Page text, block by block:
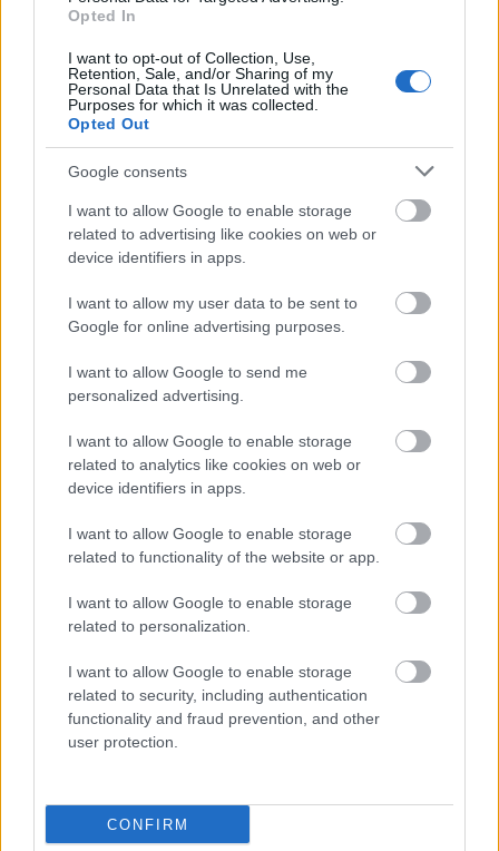
Opted In
I want to opt-out of Collection, Use,
Retention, Sale, and/or Sharing of my
Personal Data that Is Unrelated with the
Purposes for which it was collected.
Opted Out
Google consents
I want to allow Google to enable storage
related to advertising like cookies on web or
device identifiers in apps.
I want to allow my user data to be sent to
Google for online advertising purposes.
I want to allow Google to send me
personalized advertising.
I want to allow Google to enable storage
related to analytics like cookies on web or
device identifiers in apps.
I want to allow Google to enable storage
related to functionality of the website or app.
I want to allow Google to enable storage
related to personalization.
I want to allow Google to enable storage
related to security, including authentication
functionality and fraud prevention, and other
user protection.
CONFIRM
on alkanut panostaa juoksuun uransa jälkeen.
Grue puolimaratonilla hän kohtasi myös
Holundin, joka lopetti uransa vuoden 2023
MM-kauden jälkeen.
Holundin kohdalla kehitys on ottanut kunnolla
vauhtia sen jälkeen, kun hän siirtyi
puolimaratonilta 10 kilometrin matkoille. Nyt
tahtiin, ja Gruessa hän sijoittui neljänneksi koko
kilpailussa. Hän paransi Drammen 10K -
juoksun huhtikuussa juostua ennätystään lähes
puolella minuutilla.
Hiihtoon liittyviä artikkeleja voit lukea myös
ProXCskiing.com
-sivustolta.
Teksti: Ingeborg Scheve/Käännös: Teemu
Virtanen
Tilaa uutiskirjeemme